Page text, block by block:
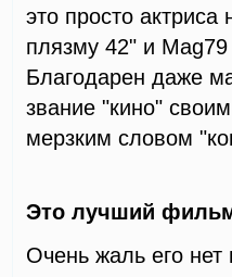
это просто
плязму 42" и
Благодарен даже
звание "кино"
мерзким словом
Это лучший
Очень жаль его нет